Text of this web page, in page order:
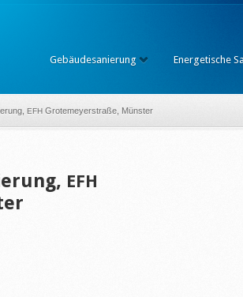
Gebäudesanierung Energetische
EFH Grotemeyerstraße, Münster
EFH